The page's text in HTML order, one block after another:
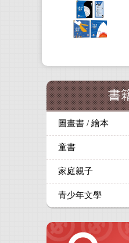
書
圖畫書 / 繪本
童書
家庭親子
青少年文學